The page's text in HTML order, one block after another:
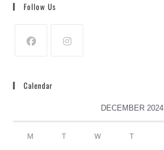
Follow Us
Calendar
DECEMBER 2024
M T W T